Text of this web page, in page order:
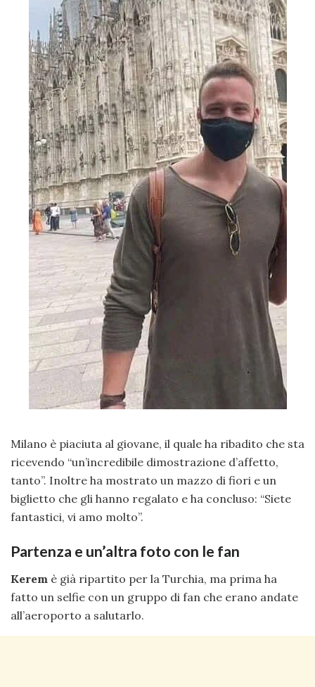
Milano è piaciuta al giovane, il quale ha ribadito che sta
ricevendo “un’incredibile dimostrazione d’affetto,
tanto”. Inoltre ha mostrato un mazzo di fiori e un
biglietto che gli hanno regalato e ha concluso: “Siete
fantastici, vi amo molto”.
Partenza e un’altra foto con le fan
Kerem è già ripartito per la Turchia, ma prima ha
fatto un selfie con un gruppo di fan che erano andate
all’aeroporto a salutarlo.